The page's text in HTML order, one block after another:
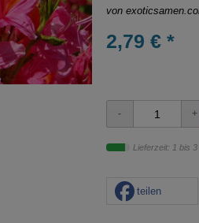
von
2,79 € *
Lieferzeit: 1 bis 3
teilen